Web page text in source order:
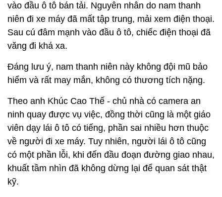
vào đầu ô tô bán tải. Nguyên nhân do nam thanh
niên đi xe máy đã mất tập trung, mải xem điện thoại.
Sau cú đâm mạnh vào đầu ô tô, chiếc điện thoại đã
văng đi khá xa.
Đáng lưu ý, nam thanh niên này không đội mũ bảo
hiểm và rất may mắn, không có thương tích nặng.
Theo anh Khúc Cao Thế - chủ nhà có camera an
ninh quay được vụ việc, đồng thời cũng là một giáo
viên dạy lái ô tô có tiếng, phần sai nhiều hơn thuộc
về người đi xe máy. Tuy nhiên, người lái ô tô cũng
có một phần lỗi, khi đến đầu đoạn đường giao nhau,
khuất tầm nhìn đã không dừng lại để quan sát thật
kỹ.